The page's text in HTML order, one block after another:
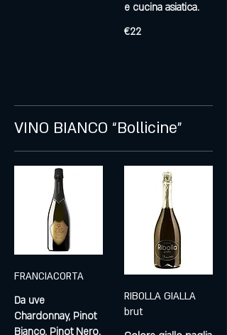
e cucina asiatica.
€22
VINO BIANCO “Bollicine”
FRANCIACORTA
Da uve
Chardonnay, Pinot
Bianco, Pinot Nero.
RIBOLLA GIALLA
brut